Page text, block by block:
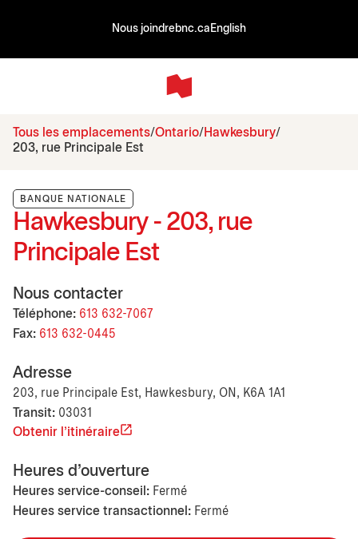
Nous joindrebnc.ca English
Tous les emplacements Ontario Hawkesbury
203, rue Principale Est
BANQUE NATIONALE
Hawkesbury - 203, rue
Principale Est
Nous contacter
Téléphone: 613 632-7067
Fax: 613 632-0445
Adresse
203, rue Principale Est, Hawkesbury, ON, K6A 1A1
Transit: 03031
Obtenir l'itinéraire
Heures d'ouverture
Heures service-conseil: Fermé
Heures service transactionnel: Fermé